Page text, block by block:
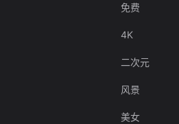
免费
4K
二次元
风景
美女